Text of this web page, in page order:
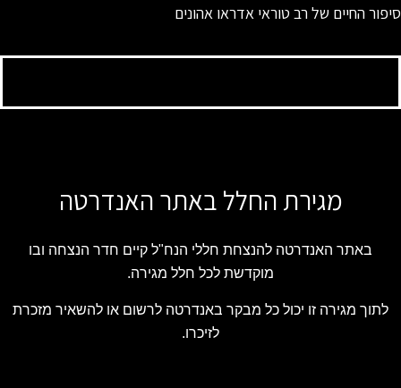
סיפור החיים של רב טוראי אדראו אהונים
מגירת החלל באתר האנדרטה
באתר האנדרטה להנצחת חללי הנח"ל קיים חדר הנצחה ובו
מוקדשת לכל חלל מגירה.
לתוך מגירה זו יכול כל מבקר באנדרטה לרשום או להשאיר מזכרת
לזיכרו.